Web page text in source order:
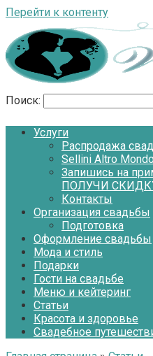
Перейти к контенту
Поиск:
Услуги
Распродажа
Sellini Altro
Запишись на
ПОЛУЧИ
Контакты
Организация свадьбы
Подготовка
Оформление свадьбы
Мода и стиль
Подарки
Гости на свадьбе
Меню и кейтеринг
Статьи
Красота и здоровье
Свадебное